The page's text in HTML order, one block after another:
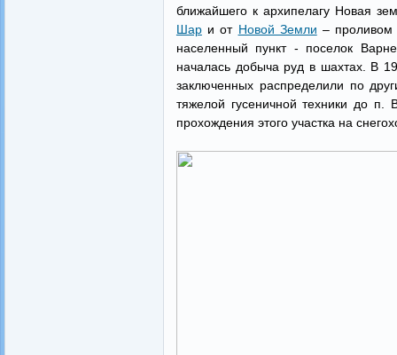
ближайшего к архипелагу Новая
Шари от Новой Земли –
населенный пункт - поселок
началась добыча руд в шахтах. В
заключенных распределили по
тяжелой гусеничной техники до
прохождения этого участка на